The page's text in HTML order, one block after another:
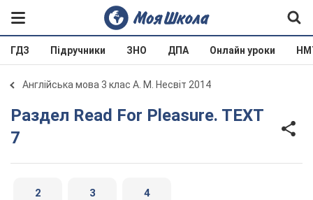
ГДЗ Підручники ЗНО ДПА Онлайн уроки
Англійська мова 3 клас А. М. Несвіт 2014
Раздел Read For Pleasure. TEXT
7
2 3 4